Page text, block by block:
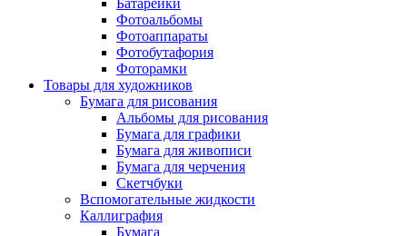
Батарейки
Фотоальбомы
Фотоаппараты
Фотобутафория
Фоторамки
Товары для художников
Бумага для рисования
Альбомы для рисования
Бумага для графики
Бумага для живописи
Бумага для черчения
Скетчбуки
Вспомогательные жидкости
Каллиграфия
Бумага